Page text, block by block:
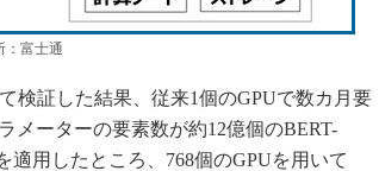
：富士通
証した結果、従来1個のGPUで数カ月要
メーターの要素数が約12億個のBERT-
適用したところ、768個のGPUを用いて